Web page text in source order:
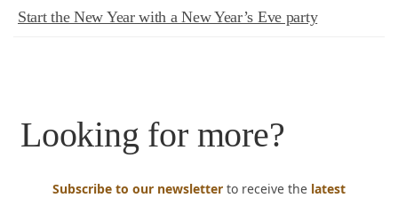
Start the New Year with a New Year’s Eve party
Looking for more?
Subscribe to our newsletter to receive the latest